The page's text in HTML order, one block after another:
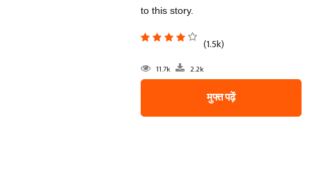
to this story.
(1.5k)
11.7k 2.2k
मुफ्त पढ़ें